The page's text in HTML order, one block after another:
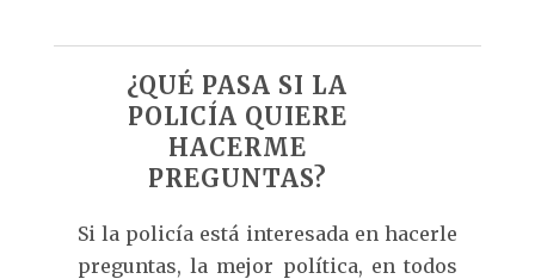
¿QUÉ PASA SI LA
POLICÍA QUIERE
HACERME
PREGUNTAS?
Si la policía está interesada en hacerle
preguntas, la mejor política, en todos